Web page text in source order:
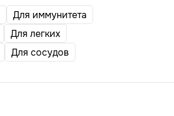
Для иммунитета
Для легких
Для сосудов